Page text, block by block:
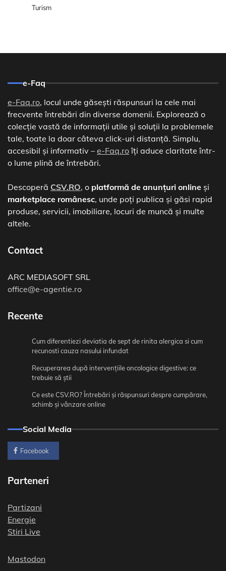
Turism
e-Faq
e-Faq.ro, locul unde găsești răspunsuri la cele mai
frecvente întrebări din diverse domenii. Explorează o
colecție vastă de informații utile și soluții la problemele
tale, toate la doar câteva click-uri distanță. Simplu,
accesibil și informativ – e-Faq.roîți aduce claritate într-
o lume plină de întrebări.
Descoperă CSV.RO, o platformă de anunțuri online și
marketplace românesc, unde poți publica și găsi rapid
produse, servicii, imobiliare, locuri de muncă și multe
altele.
Contact
ARC MEDIASOFT SRL
office@e-agentie.ro
Recente
Cum diferentiezi deviatia de sept de rinita alergica si cum
recunosti cauza nasului infundat
Recuperarea după intervențiile oncologice digestive: ce
trebuie să știi
Ce este CSV.RO? Întrebări și răspunsuri despre cumpărare,
schimb și vânzare online
Social Media
Facebook
Parteneri
Partizani
Energie
Stiri Live
Mastodon